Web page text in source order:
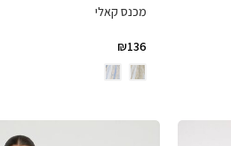
מכנס קאלי
₪136